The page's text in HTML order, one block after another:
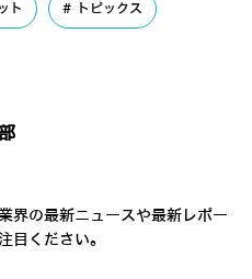
ト トピックス
界の最新ニュースや最新レポー
目ください。